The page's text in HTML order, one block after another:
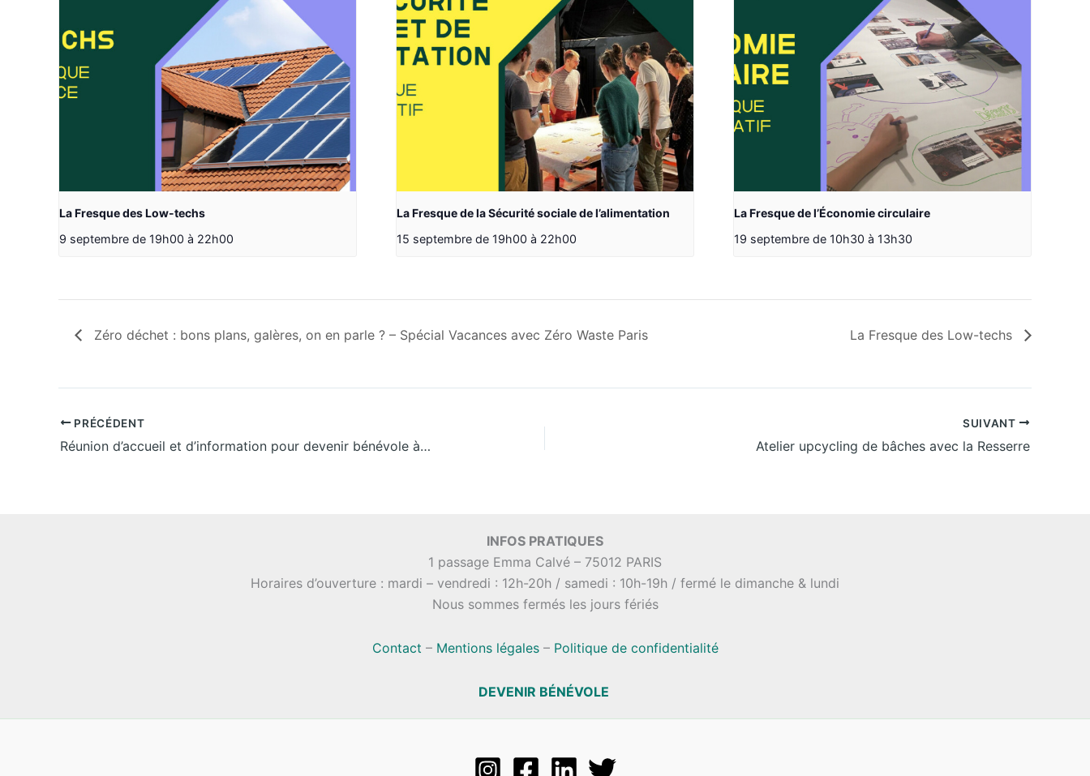
La Fresque des Low-techs
9 septembre de 19h00 à 22h00
La Fresque de la Sécurité sociale de l’alimentation
15 septembre de 19h00 à 22h00
La Fresque de l’Économie circulaire
19 septembre de 10h30 à 13h30
Zéro déchet : bons plans, galères, on en parle ? – Spécial Vacances avec Zéro Waste Paris La Fresque des Low-techs
PRÉCÉDENT
Réunion d’accueil et d’information pour devenir bénévole à la Maison du Zéro Déchet
SUIVANT
Atelier upcycling de bâches avec la Resserre
INFOS PRATIQUES
1 passage Emma Calvé – 75012 PARIS
Horaires d’ouverture : mardi – vendredi : 12h-20h / samedi : 10h-19h / fermé le dimanche & lundi
Nous sommes fermés les jours fériés
Contact – Mentions légales– Politique de confidentialité
DEVENIR BÉNÉVOLE